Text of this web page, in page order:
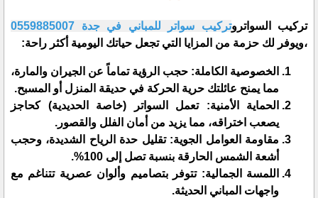
​تركيب السواتروتركيب سواتر للمباني في جدة 0559885007
،ويوفر لك حزمة من المزايا التي تجعل حياتك اليومية أكثر راحة:
​الخصوصية الكاملة: حجب الرؤية تماماً عن الجيران والمارة،
مما يمنح عائلتك حرية الحركة في حديقة المنزل أو المسبح.
​الحماية الأمنية: تعمل السواتر (خاصة الحديدية) كحاجز
يصعب اختراقه، مما يزيد من أمان الفلل والقصور.
​مقاومة العوامل الجوية: تقليل حدة الرياح الشديدة، وحجب
أشعة الشمس الحارقة بنسبة تصل إلى 100%.
​اللمسة الجمالية: تتوفر بتصاميم وألوان عصرية تتناغم مع
واجهات المباني الحديثة.